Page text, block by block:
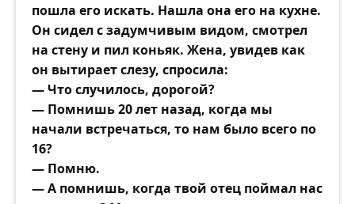
пошла его искать. Нашла она его на кухне.
Он сидел с задумчивым видом, смотрел
на стену и пил коньяк. Жена, увидев как
он вытирает слезу, спросила:
— Что случилось, дорогой?
— Помнишь 20 лет назад, когда мы
начали встречаться, то нам было всего по
16?
— Помню.
— А помнишь, когда твой отец поймал нас